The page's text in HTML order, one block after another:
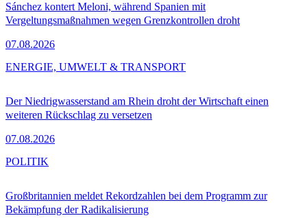
Sánchez kontert Meloni, während Spanien mit
Vergeltungsmaßnahmen wegen Grenzkontrollen droht
07.08.2026
Der Niedrigwasserstand am Rhein droht der Wirtschaft einen
weiteren Rückschlag zu versetzen
07.08.2026
ENERGIE, UMWELT & TRANSPORT
Großbritannien meldet Rekordzahlen bei dem Programm zur
Bekämpfung der Radikalisierung
POLITIK